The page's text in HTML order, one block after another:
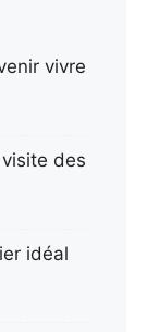
vivre
des
idéal